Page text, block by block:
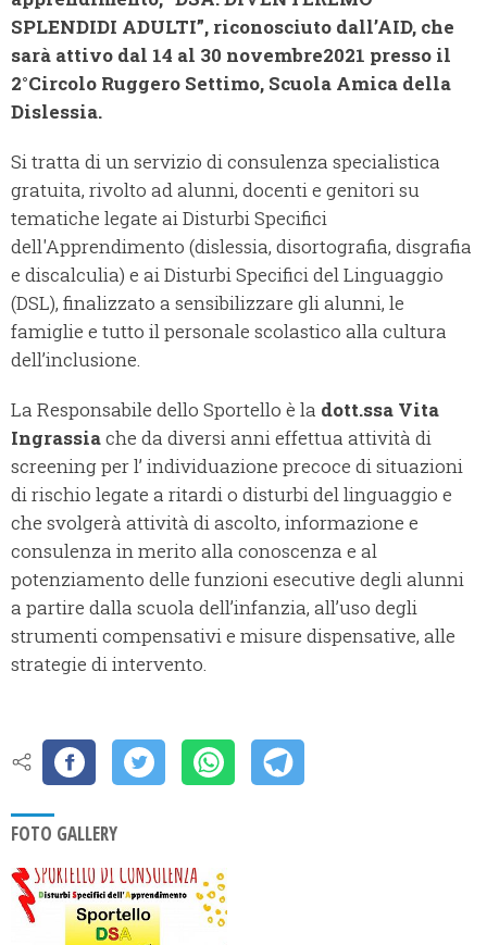
SPLENDIDI ADULTI”, riconosciuto dall’AID, che
sarà attivo dal 14 al 30 novembre2021 presso il
2°Circolo Ruggero Settimo, Scuola Amica della
Dislessia.
Si tratta di un servizio di consulenza specialistica
gratuita, rivolto ad alunni, docenti e genitori su
tematiche legate ai Disturbi Specifici
dell'Apprendimento (dislessia, disortografia, disgrafia
e discalculia) e ai Disturbi Specifici del Linguaggio
(DSL), finalizzato a sensibilizzare gli alunni, le
famiglie e tutto il personale scolastico alla cultura
dell’inclusione.
La Responsabile dello Sportello è la dott.ssa Vita
Ingrassiache da diversi anni effettua attività di
screening per l’ individuazione precoce di situazioni
di rischio legate a ritardi o disturbi del linguaggio e
che svolgerà attività di ascolto, informazione e
consulenza in merito alla conoscenza e al
potenziamento delle funzioni esecutive degli alunni
a partire dalla scuola dell’infanzia, all’uso degli
strumenti compensativi e misure dispensative, alle
strategie di intervento.
FOTO GALLERY